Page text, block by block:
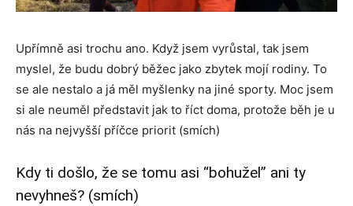
Upřímně asi trochu ano. Když jsem vyrůstal, tak jsem
myslel, že budu dobrý běžec jako zbytek mojí rodiny. To
se ale nestalo a já měl myšlenky na jiné sporty. Moc jsem
si ale neuměl představit jak to říct doma, protože běh je u
nás na nejvyšší příčce priorit (smích)
Kdy ti došlo, že se tomu asi “bohužel” ani ty
nevyhneš? (smích)